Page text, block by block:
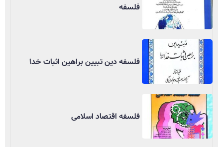
فلسفه
فلسفه دین تبیین براهین اثبات خدا
فلسفه اقتصاد اسلامی